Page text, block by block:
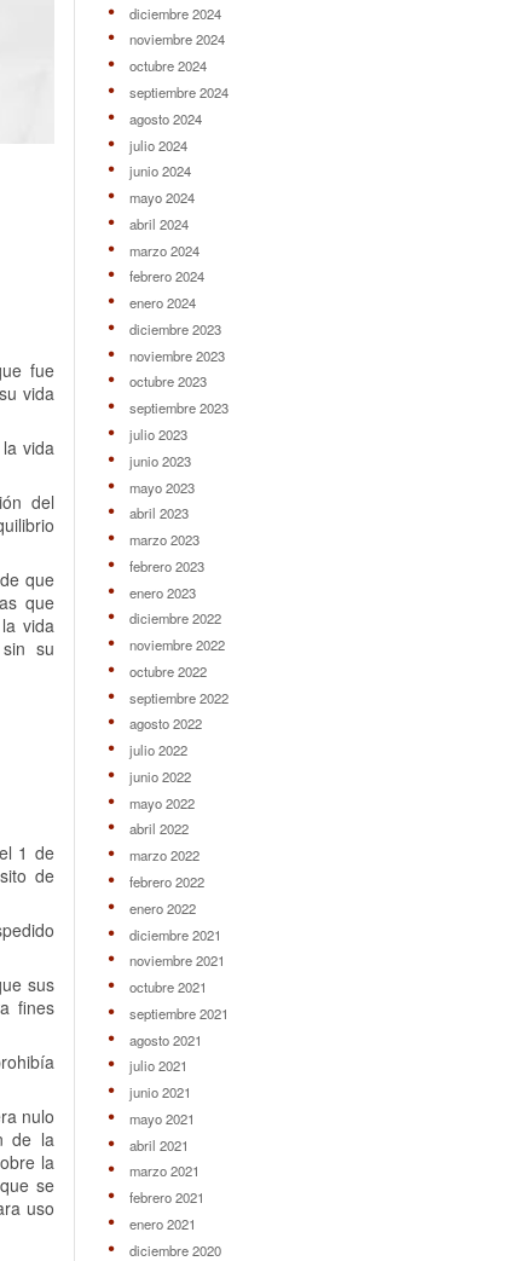
fue
vida
vida
del
que
que
vida
su
1 de
de
sus
fines
nulo
de la
la
se
uso
diciembre 2024
noviembre 2024
octubre 2024
septiembre 2024
agosto 2024
julio 2024
junio 2024
mayo 2024
abril 2024
marzo 2024
febrero 2024
enero 2024
diciembre 2023
noviembre 2023
octubre 2023
septiembre 2023
julio 2023
junio 2023
mayo 2023
abril 2023
marzo 2023
febrero 2023
enero 2023
diciembre 2022
noviembre 2022
octubre 2022
septiembre 2022
agosto 2022
julio 2022
junio 2022
mayo 2022
abril 2022
marzo 2022
febrero 2022
enero 2022
diciembre 2021
noviembre 2021
octubre 2021
septiembre 2021
agosto 2021
julio 2021
junio 2021
mayo 2021
abril 2021
marzo 2021
febrero 2021
enero 2021
diciembre 2020